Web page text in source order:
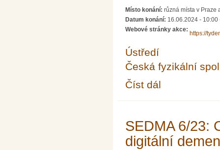
Místo konání: různá místa v Praze
Datum konání: 16.06.2024 - 10:00
Webové stránky akce:
https://
Ústředí
Česká fyzikální
Číst dál
SEDMA 6/23:
digitální